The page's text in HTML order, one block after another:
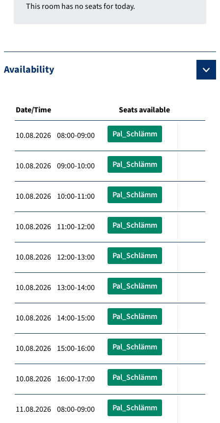
This room has no seats for today.
Availability
Date/Time Seats available
10.08.2026 08:00-09:00 Pal_Schlämm
10.08.2026 09:00-10:00 Pal_Schlämm
10.08.2026 10:00-11:00 Pal_Schlämm
10.08.2026 11:00-12:00 Pal_Schlämm
10.08.2026 12:00-13:00 Pal_Schlämm
10.08.2026 13:00-14:00 Pal_Schlämm
10.08.2026 14:00-15:00 Pal_Schlämm
10.08.2026 15:00-16:00 Pal_Schlämm
10.08.2026 16:00-17:00 Pal_Schlämm
11.08.2026 08:00-09:00 Pal_Schlämm